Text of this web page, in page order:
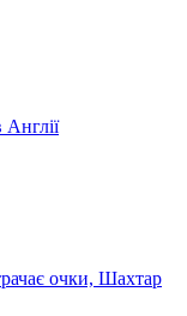
очки, Шахтар